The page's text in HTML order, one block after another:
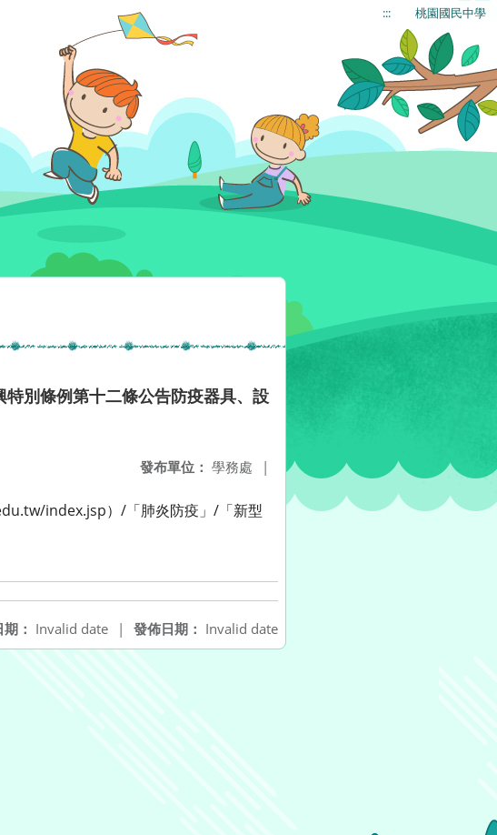
::: 桃園國民中學
別條例第十二條公告防疫器具、設
發布單位： 學務處 |
index.jsp）/「肺炎防疫」/「新型
發佈日期： Invalid date
： Invalid date |